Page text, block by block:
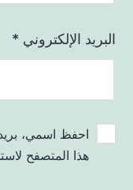
البريد الإلكتروني *
احفظ اسمي،
هذا المتصفح